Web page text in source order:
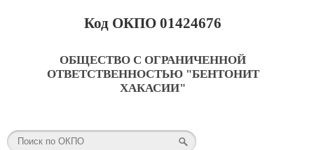
Код ОКПО 01424676
ОБЩЕСТВО С ОГРАНИЧЕННОЙ
ОТВЕТСТВЕННОСТЬЮ "БЕНТОНИТ
ХАКАСИИ"